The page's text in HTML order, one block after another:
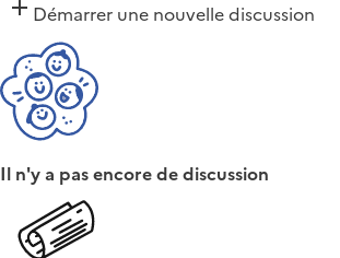
Démarrer une nouvelle discussion
Il n'y a pas encore de discussion